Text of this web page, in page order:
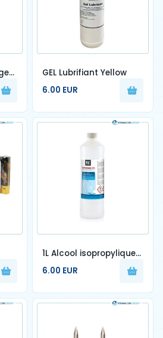
GEL Lubrifiant Yellow
6.00 EUR
1L Alcool isopropylique
99,9 %
6.00 EUR